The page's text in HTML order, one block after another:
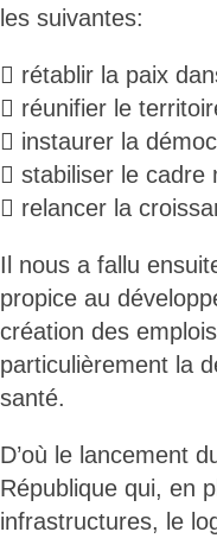
les suivantes:
 rétablir la paix
 réunifier le
 instaurer la
 stabiliser le cadre
 relancer la
Il nous a fallu
propice au
création des
particulièrement la
santé.
D’où le lancement
République qui, en
infrastructures, le